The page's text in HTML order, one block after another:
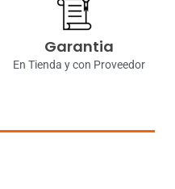
Garantia
En Tienda y con Proveedor